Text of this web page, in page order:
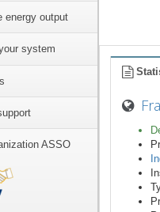
energy output
system
ASSO